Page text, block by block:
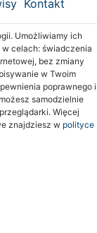
Kontakt
Umożliwiamy ich
celach: świadczenia
bez zmiany
w Twoim
poprawnego i
samodzielnie
Więcej
znajdziesz w polityce